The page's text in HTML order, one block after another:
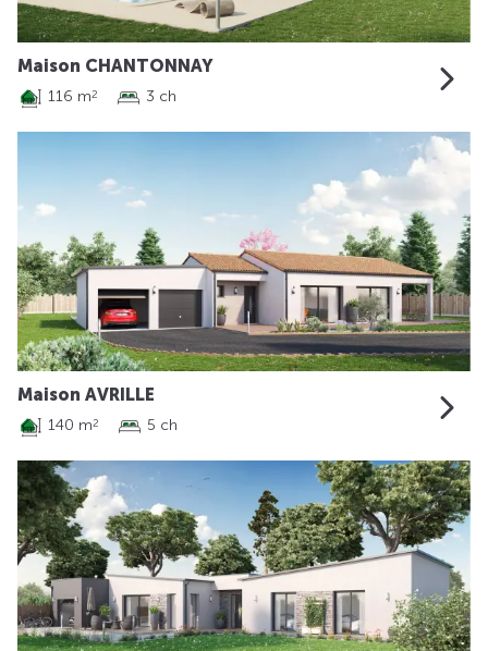
Maison CHANTONNAY
116 m2 3 ch
Maison AVRILLE
140 m2 5 ch